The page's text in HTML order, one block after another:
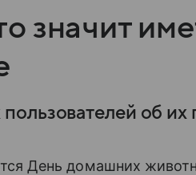
значит
об их
День домашних